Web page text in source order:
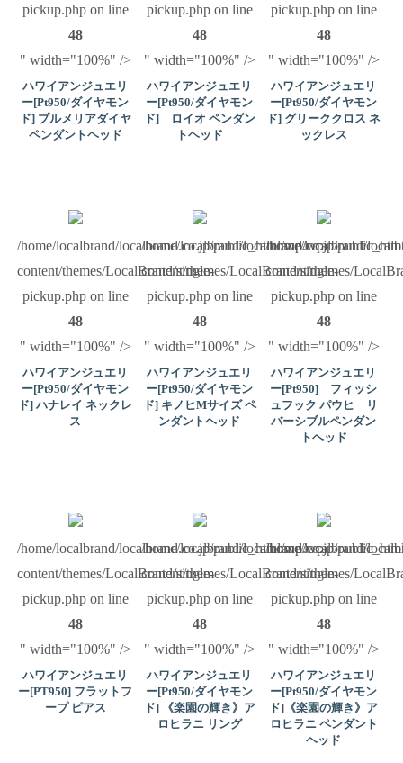
pickup.php on line
48
" width="100%" />
ハワイアンジュエリ
ー[Pt950/ダイヤモン
ド] プルメリアダイヤ
ペンダントヘッド
pickup.php on line
48
" width="100%" />
ハワイアンジュエリ
ー[Pt950/ダイヤモン
ド] ロイオ ペンダン
トヘッド
pickup.php on line
48
" width="100%" />
ハワイアンジュエリ
ー[Pt950/ダイヤモン
ド] グリーククロス ネ
ックレス
/home/localbrand/localbrand.co.jp/public_html/wp/wp-
content/themes/LocalBrand/single-
pickup.php on line
48
" width="100%" />
ハワイアンジュエリ
ー[Pt950/ダイヤモン
ド] ハナレイ ネックレ
ス
/home/localbrand/localbrand.co.jp/
content/themes/LocalBrand/single-
pickup.php on line
48
" width="100%" />
ハワイアンジュエリ
ー[Pt950/ダイヤモン
ド] キノヒMサイズ ペ
ンダントヘッド
/home/localbrand/
content/themes/
pickup.php on line
48
" width="100%" />
ハワイアンジュエリ
ー[Pt950] フィッシ
ュフック パウヒ リ
バーシブルペンダン
トヘッド
/home/localbrand/localbrand.co.jp/public_html/wp/wp-
content/themes/LocalBrand/single-
pickup.php on line
48
" width="100%" />
ハワイアンジュエリ
ー[PT950] フラットフ
ープ ピアス
/home/localbrand/localbrand.co.jp/
content/themes/LocalBrand/single-
pickup.php on line
48
" width="100%" />
ハワイアンジュエリ
ー[Pt950/ダイヤモン
ド] 《楽園の輝き》ア
ロヒラニ リング
/home/localbrand/
content/themes/
pickup.php on line
48
" width="100%" />
ハワイアンジュエリ
ー[Pt950/ダイヤモン
ド]《楽園の輝き》ア
ロヒラニ ペンダント
ヘッド